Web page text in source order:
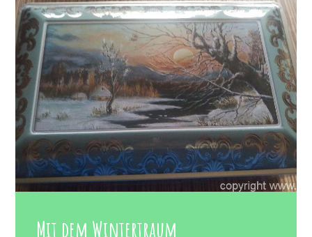
Mit dem Wintertraum